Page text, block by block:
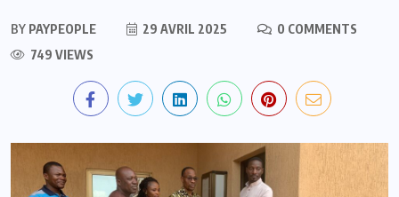
BY PAYPEOPLE 29 AVRIL 2025
0 COMMENTS
749 VIEWS